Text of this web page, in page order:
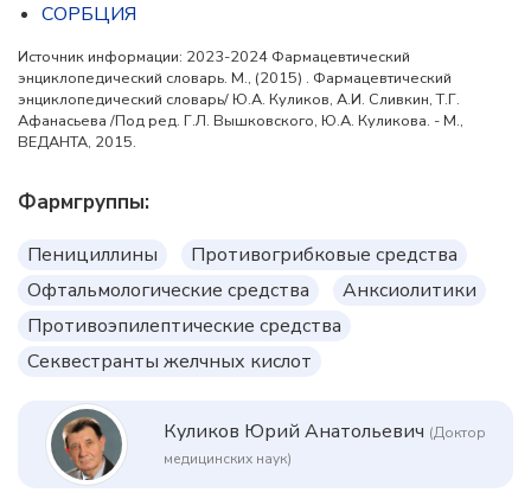
СОРБЦИЯ
Источник информации: 2023-2024 Фармацевтический
энциклопедический словарь. М., (2015) . Фармацевтический
энциклопедический словарь/ Ю.А. Куликов, А.И. Сливкин, Т.Г.
Афанасьева /Под ред. Г.Л. Вышковского, Ю.А. Куликова. - М.,
ВЕДАНТА, 2015.
Фармгруппы:
Пенициллины
Противогрибковые средства
Офтальмологические средства
Анксиолитики
Противоэпилептические средства
Секвестранты желчных кислот
Куликов Юрий Анатольевич (Доктор
медицинских наук)